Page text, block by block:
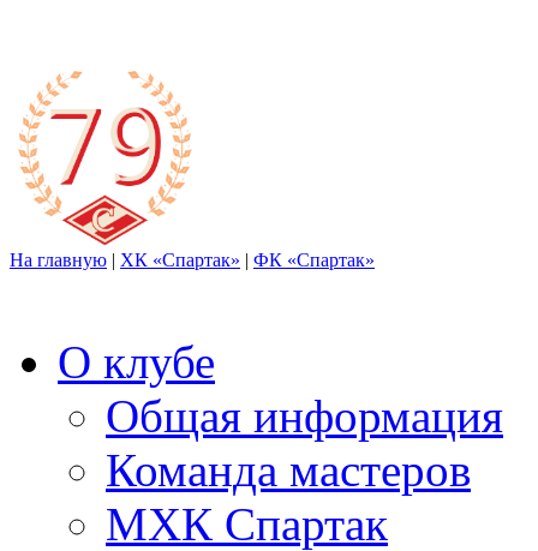
На главную | ХК «Спартак» | ФК «Спартак»
О клубе
Общая информация
Команда мастеров
МХК Спартак